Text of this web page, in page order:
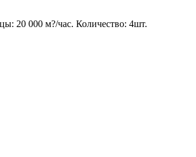
20 000 м?/час. Количество: 4шт.